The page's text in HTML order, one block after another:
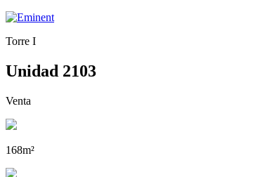
Torre I
Unidad 2103
Venta
168m²